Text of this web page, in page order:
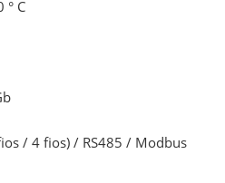
° C
/ 4 fios) / RS485 / Modbus